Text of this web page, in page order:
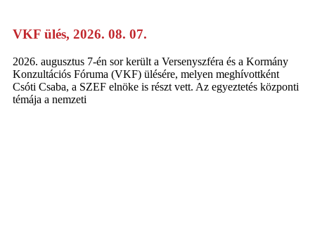
VKF ülés, 2026. 08. 07.
2026. augusztus 7-én sor került a Versenyszféra és a Kormány
Konzultációs Fóruma (VKF) ülésére, melyen meghívottként
Csóti Csaba, a SZEF elnöke is részt vett. Az egyeztetés központi
témája a nemzeti